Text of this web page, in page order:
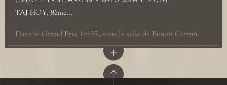
TAJ HOY, 8ème...
Dans le Grand Prix 1m35, sous la selle de Benoît Cernin.